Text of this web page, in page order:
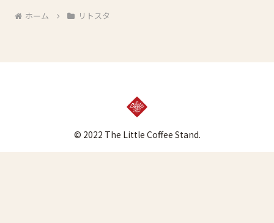
ホーム リトスタ
© 2022 The Little Coffee Stand.